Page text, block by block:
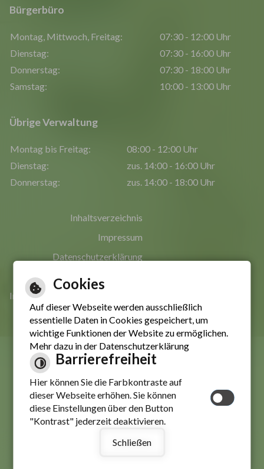
Bürgerbüro
Montag, Mittwoch, Freitag:
Dienstag:
Donnerstag:
Samstag:
07:30 - 12:00 Uhr
07:30 - 16:00 Uhr
07:30 - 18:00 Uhr
10:00 - 13:00 Uhr
Übrige Verwaltung
Montag bis Freitag:
Dienstag:
Donnerstag:
08:00 - 12:00 Uhr
zus. 14:00 - 16:00 Uhr
zus. 14:00 - 18:00 Uhr
Inhaltsverzeichnis
Impressum
Datenschutzerklärung
Erklärung zur Barrierefreiheit
Informationen in leichter Sprache
Cookies
Auf dieser Webseite werden ausschließlich
essentielle Daten in Cookies gespeichert, um
wichtige Funktionen der Website zu ermöglichen.
Mehr dazu in der Datenschutzerklärung
Barrierefreiheit
Hier können Sie die Farbkontraste auf
dieser Webseite erhöhen. Sie können
diese Einstellungen über den Button
"Kontrast" jederzeit deaktivieren.
Schließen